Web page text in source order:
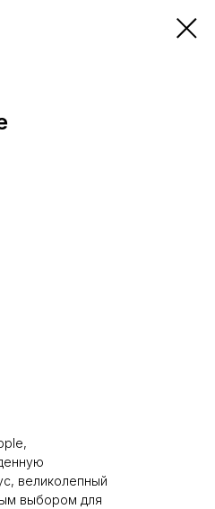
великолепный
выбором для